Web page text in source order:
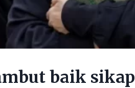
baik sikap